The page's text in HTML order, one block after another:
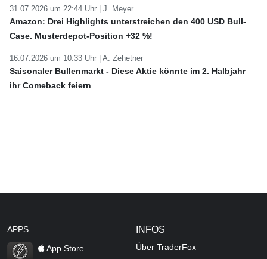
31.07.2026 um 22:44 Uhr | J. Meyer
Amazon: Drei Highlights unterstreichen den 400 USD Bull-
Case. Musterdepot-Position +32 %!
16.07.2026 um 10:33 Uhr | A. Zehetner
Saisonaler Bullenmarkt - Diese Aktie könnte im 2. Halbjahr
ihr Comeback feiern
APPS
App Store
INFOS
Über TraderFox